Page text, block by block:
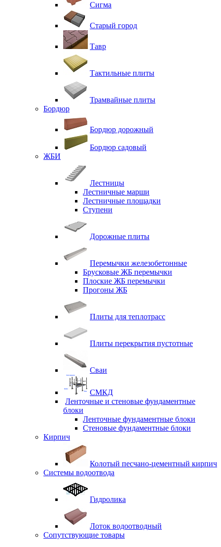
Сигма
Старый город
Тавр
Тактильные плиты
Трамвайные плиты
Бордюр
Бордюр дорожный
Бордюр садовый
ЖБИ
Лестницы
Лестничные марши
Лестничные площадки
Ступени
Дорожные плиты
Перемычки железобетонные
Брусковые ЖБ перемычки
Плоские ЖБ перемычки
Прогоны ЖБ
Плиты для теплотрасс
Плиты перекрытия пустотные
Сваи
СМКД
Ленточные и стеновые фундаментные
блоки
Ленточные фундаментные блоки
Стеновые фундаментные блоки
Кирпич
Колотый песчано-цементный кирпич
Системы водоотвода
Гидролика
Лоток водоотводный
Сопутствующие товары